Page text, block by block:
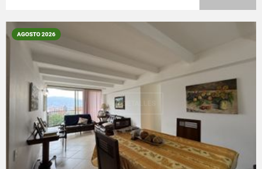
AGOSTO 2026
VER DETALLES